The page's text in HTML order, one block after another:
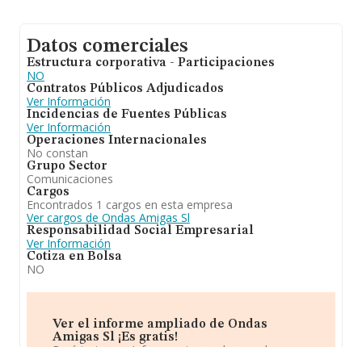
Datos comerciales
Estructura corporativa - Participaciones
NO
Contratos Públicos Adjudicados
Ver Información
Incidencias de Fuentes Públicas
Ver Información
Operaciones Internacionales
No constan
Grupo Sector
Comunicaciones
Cargos
Encontrados 1 cargos en esta empresa
Ver cargos de Ondas Amigas Sl
Responsabilidad Social Empresarial
Ver Información
Cotiza en Bolsa
NO
Ver el informe ampliado de Ondas
Amigas Sl ¡Es gratis!